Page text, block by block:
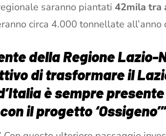
saranno piantati 42mila tra
circa 4.000 tonnellate all’anno
della Regione
di trasformare il
è sempre
il progetto ‘Ossigeno’”